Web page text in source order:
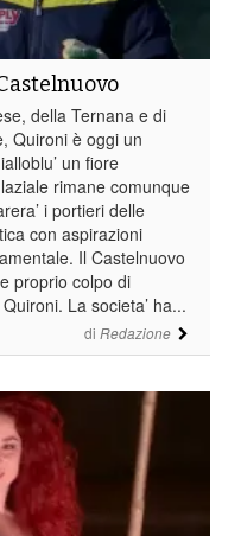
di Redazione
della Ternana e di
Quironi è oggi un
un fiore
rimane comunque
i portieri delle
con aspirazioni
Il Castelnuovo
proprio colpo di
La societa’ ha...